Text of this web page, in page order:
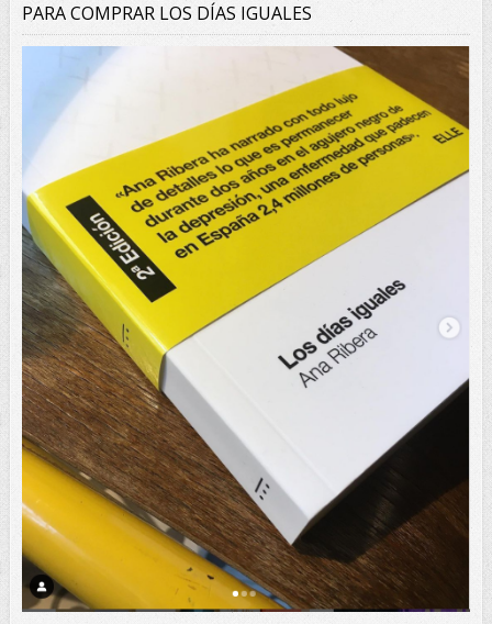
PARA COMPRAR LOS DÍAS IGUALES